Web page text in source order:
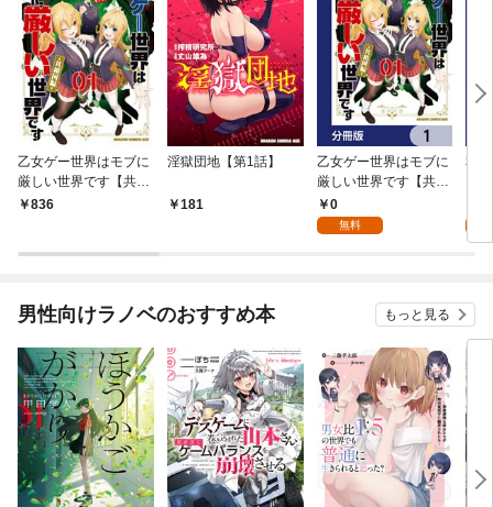
乙女ゲー世界はモブに
厳しい世界です【共和
国編】 ０１
836
淫獄団地【第1話】
181
乙女ゲー世界はモブに
厳しい世界です【共和
国編】【分冊版】 1
0
無料
私
を
版
男性向けラノベのおすすめ本 もっと見る